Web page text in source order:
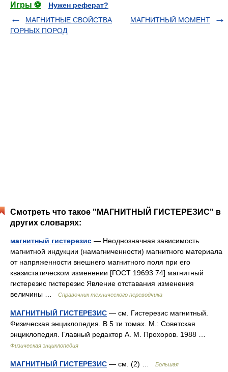
Игры ⚽
Нужен реферат?
МАГНИТНЫЕ СВОЙСТВА
ГОРНЫХ ПОРОД
МАГНИТНЫЙ МОМЕНТ
Смотреть что такое "МАГНИТНЫЙ ГИСТЕРЕЗИС" в
других словарях:
магнитный гистерезис — Неоднозначная зависимость
магнитной индукции (намагниченности) магнитного материала
от напряженности внешнего магнитного поля при его
квазистатическом изменении [ГОСТ 19693 74] магнитный
гистерезис гистерезис Явление отставания изменения
величины …
Справочник технического переводчика
МАГНИТНЫЙ ГИСТЕРЕЗИС — см. Гистерезис магнитный.
Физическая энциклопедия. В 5 ти томах. М.: Советская
энциклопедия. Главный редактор А. М. Прохоров. 1988 …
Физическая энциклопедия
МАГНИТНЫЙ ГИСТЕРЕЗИС — см. (2) …
Большая